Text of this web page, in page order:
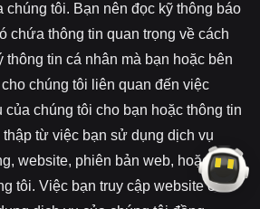
chúng tôi. Bạn nên đọc kỹ thông báo
chứa thông tin quan trọng về cách
thông tin cá nhân mà bạn hoặc bên
chúng tôi liên quan đến việc
của chúng tôi cho bạn hoặc thông tin
thập từ việc bạn sử dụng dịch vụ
website, phiên bản web, hoặc
tôi. Việc bạn truy cập website của